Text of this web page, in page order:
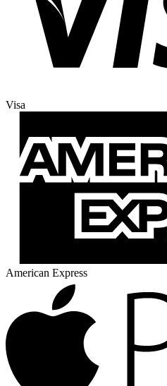
Visa
American Express